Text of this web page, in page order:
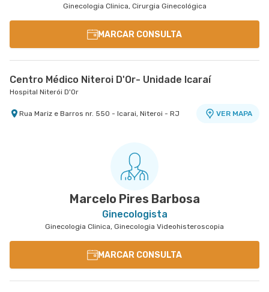
Ginecologia Clinica, Cirurgia Ginecológica
MARCAR CONSULTA
Centro Médico Niteroi D'Or- Unidade Icaraí
Hospital Niterói D'Or
Rua Mariz e Barros nr. 550 - Icarai, Niteroi - RJ VER MAPA
Marcelo Pires Barbosa
Ginecologista
Ginecologia Clinica, Ginecologia Videohisteroscopia
MARCAR CONSULTA